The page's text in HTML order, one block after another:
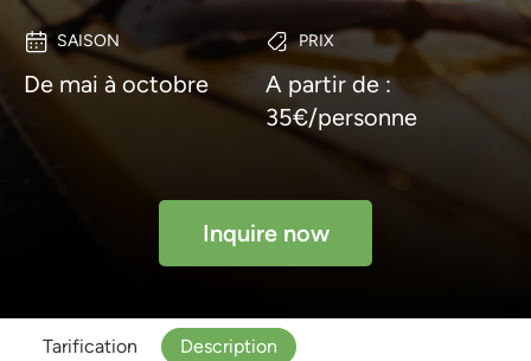
SAISON
De mai à octobre
PRIX
A partir de :
35€/personne
Inquire now
Tarification Description